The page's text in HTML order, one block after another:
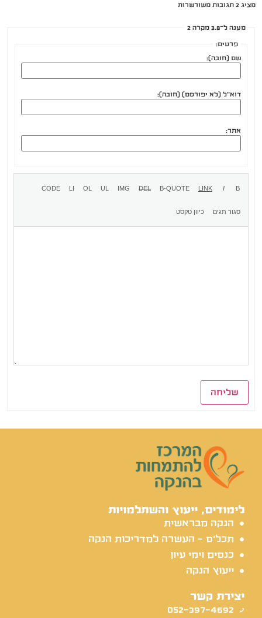
מציג 2 תגובות משורשרות
מענה ל־3.8 מקרה 2
פרטים:
שם (חובה):
דוא"ל (לא יפורסם) (חובה):
אתר:
שליחה
לימודים, ייעוץ והשתלמויות
הנקה מבראשית
תכל'ס - העשרה למדריכות הנקה
כנסים וימי עיון
ייעוץ הנקה
יצירת קשר
052-397-4692